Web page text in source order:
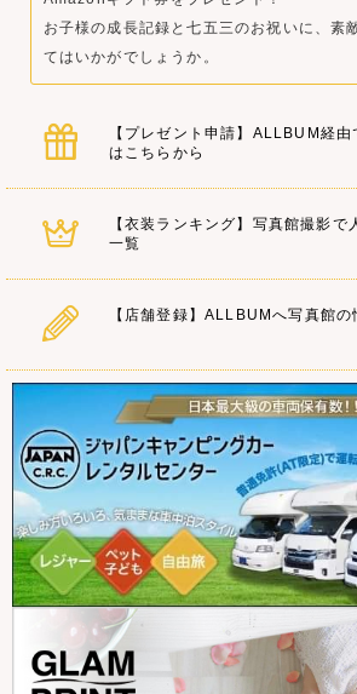
お子様の成長記録と七五三のお祝いに、素
てはいかがでしょうか。
【プレゼント申請】ALLBUM経
はこちらから
【衣装ランキング】写真館撮影
一覧
【店舗登録】ALLBUMへ写真館